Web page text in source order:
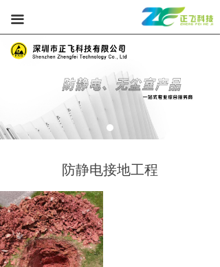
끀
防静电接地工程